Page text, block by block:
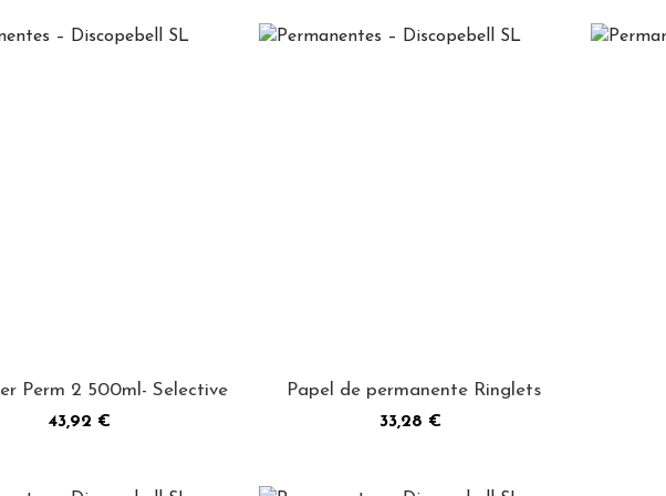
Perm 2 500ml- Selective
Precio
43,92 €
Papel de permanente Ringlets
Precio
33,28 €